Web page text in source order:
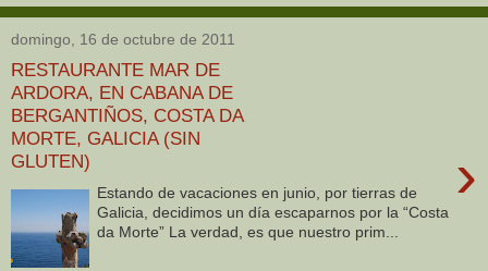
domingo, 16 de octubre de 2011
RESTAURANTE MAR DE
ARDORA, EN CABANA DE
BERGANTIÑOS, COSTA DA
MORTE, GALICIA (SIN
GLUTEN)
›
Estando de vacaciones en junio, por tierras de
Galicia, decidimos un día escaparnos por la “Costa
da Morte” La verdad, es que nuestro prim...